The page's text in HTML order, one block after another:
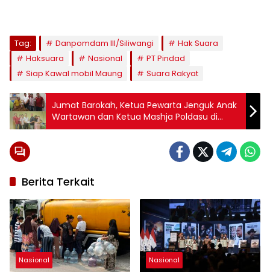
Tag: Danpomdam III/Siliwangi
Hak Suara
Haksuara
Nasional
PT Pindad
Siap Kawal mobil Maung
Suara Rakyat
Jumat Barokah, Ketua Pewarta Jenguk Anak
Wartawan dan Ketua Mashja Poldasu di
Rumah Sakit
Berita Terkait
Nasional Nasional